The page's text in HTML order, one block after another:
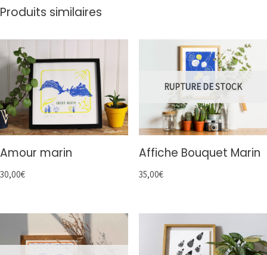
Produits similaires
Amour marin
30,00€
RUPTURE DE STOCK
Affiche Bouquet Marin
35,00€